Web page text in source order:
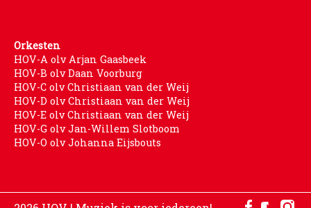
Orkesten
HOV-A olv Arjan Gaasbeek
HOV-B olv Daan Voorburg
HOV-C olv Christiaan van der Weij
HOV-D olv Christiaan van der Weij
HOV-E olv Christiaan van der Weij
HOV-G olv Jan-Willem Slotboom
HOV-O olv Johanna Eijsbouts